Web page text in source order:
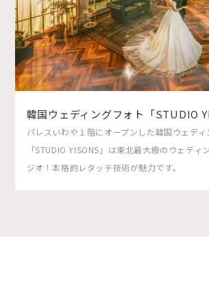
韓国ウェディングフォト「STUDIO
パレスいわや１階にオープンした韓国ウェディ
「STUDIO YISONS」は東北最大級のウェディ
ジオ！本格的レタッチ技術が魅力です。